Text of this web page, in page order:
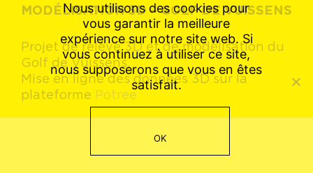
MODÉLISATION 3D – GOLF DE VUISSENS
Projet de relevé 3D et de modélisation du
Golf de Vuissens.
Mise en ligne des données 3D sur la
plateforme Potree
Nous utilisons des cookies pour
vous garantir la meilleure
expérience sur notre site web. Si
vous continuez à utiliser ce site,
nous supposerons que vous en êtes
satisfait.
OK